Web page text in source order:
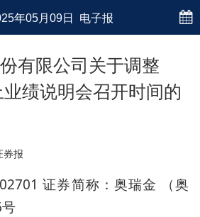
年05月09日 电子报
有限公司关于调整
绩说明会召开时间的
券报
证券简称：奥瑞金 （奥